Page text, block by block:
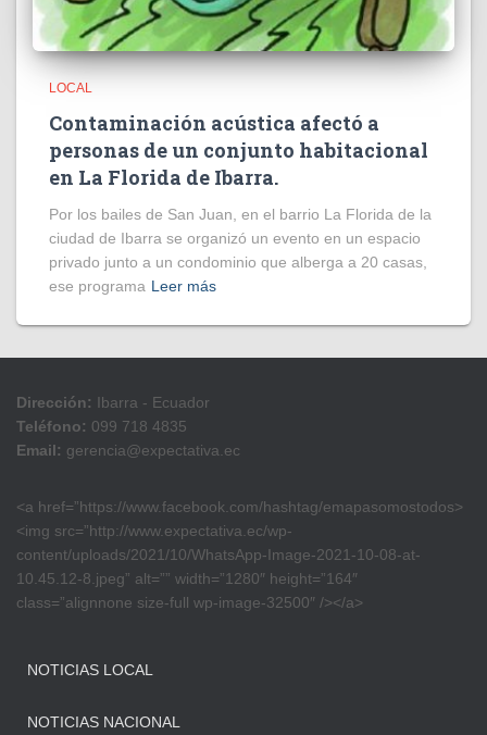
LOCAL
Contaminación acústica afectó a
personas de un conjunto habitacional
en La Florida de Ibarra.
Por los bailes de San Juan, en el barrio La Florida de la
ciudad de Ibarra se organizó un evento en un espacio
privado junto a un condominio que alberga a 20 casas,
ese programa Leer más
Dirección: Ibarra - Ecuador
Teléfono: 099 718 4835
Email: gerencia@expectativa.ec
<a href=”https://www.facebook.com/hashtag/emapasomostodos>
<img src=”http://www.expectativa.ec/wp-
content/uploads/2021/10/WhatsApp-Image-2021-10-08-at-
10.45.12-8.jpeg” alt=”” width=”1280″ height=”164″
class=”alignnone size-full wp-image-32500″ /></a>
NOTICIAS LOCAL
NOTICIAS NACIONAL